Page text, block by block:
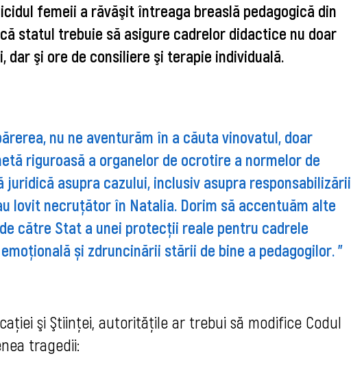
femeii a răvăşit întreaga breaslă pedagogică din
statul trebuie să asigure cadrelor didactice nu doar
şi ore de consiliere şi terapie individuală.
nu ne aventurăm în a căuta vinovatul, doar
riguroasă a organelor de ocrotire a normelor de
asupra cazului, inclusiv asupra responsabilizării
lovit necruțător în Natalia. Dorim să accentuăm alte
către Stat a unei protecții reale pentru cadrele
și zdruncinării stării de bine a pedagogilor. "
şi Ştiinţei, autorităţile ar trebui să modifice Codul
tragedii: